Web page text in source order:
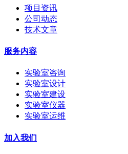
项目资讯
公司动态
技术文章
服务内容
实验室咨询
实验室设计
实验室建设
实验室仪器
实验室运维
加入我们